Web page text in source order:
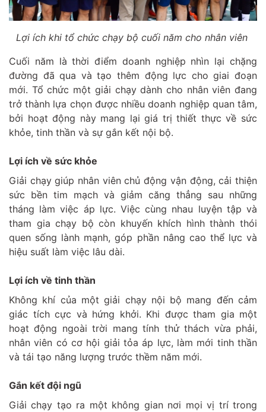
Lợi ích khi tổ chức chạy bộ cuối năm cho nhân viên
Cuối năm là thời điểm doanh nghiệp nhìn lại chặng
đường đã qua và tạo thêm động lực cho giai đoạn
mới. Tổ chức một giải chạy dành cho nhân viên đang
trở thành lựa chọn được nhiều doanh nghiệp quan tâm,
bởi hoạt động này mang lại giá trị thiết thực về sức
khỏe, tinh thần và sự gắn kết nội bộ.
Lợi ích về sức khỏe
Giải chạy giúp nhân viên chủ động vận động, cải thiện
sức bền tim mạch và giảm căng thẳng sau những
tháng làm việc áp lực. Việc cùng nhau luyện tập và
tham gia chạy bộ còn khuyến khích hình thành thói
quen sống lành mạnh, góp phần nâng cao thể lực và
hiệu suất làm việc lâu dài.
Lợi ích về tinh thần
Không khí của một giải chạy nội bộ mang đến cảm
giác tích cực và hứng khởi. Khi được tham gia một
hoạt động ngoài trời mang tính thử thách vừa phải,
nhân viên có cơ hội giải tỏa áp lực, làm mới tinh thần
và tái tạo năng lượng trước thềm năm mới.
Gắn kết đội ngũ
Giải chạy tạo ra một không gian nơi mọi vị trí trong